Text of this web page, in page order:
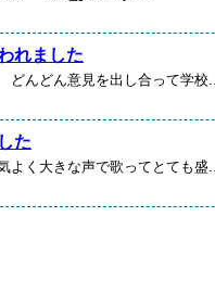
れました
んどん意見を出し合って学校...
た
く大きな声で歌ってとても盛...